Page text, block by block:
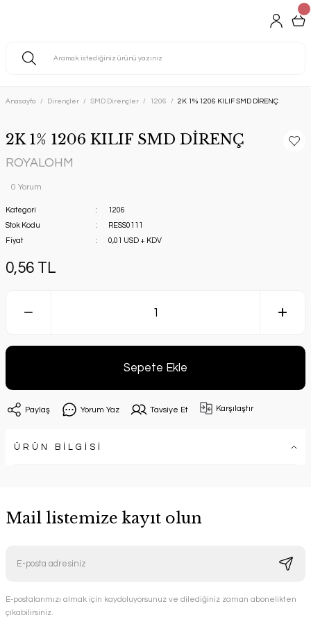
Anasayfa Dirençler SMD Dirençler 1206 2K 1% 1206 KILIF SMD DİRENÇ
2K 1% 1206 KILIF SMD DİRENÇ
ROYALOHM
0 Yorum
Kategori
1206
Stok Kodu
RESS0111
Fiyat
0,01 USD + KDV
0,56 TL
Sepete Ekle
Paylaş Yorum Yaz Tavsiye Et Karşılaştır
ÜRÜN BİLGİSİ
Mail listemize kayıt olun
E-postalarımızı almak için kaydoluyorsunuz ve dilediğiniz zaman abonelikten
çıkabilirsiniz.